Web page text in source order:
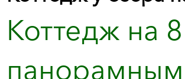
Коттедж на